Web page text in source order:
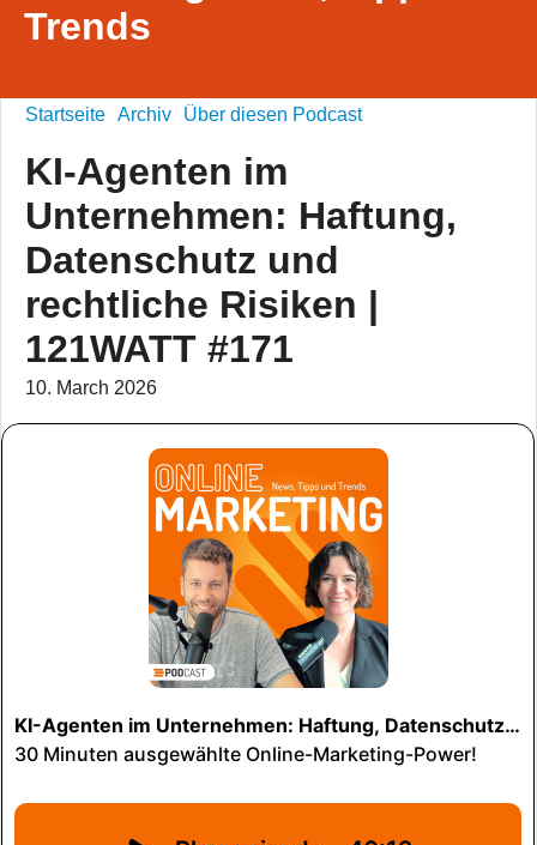
Trends
Startseite Archiv Über diesen Podcast
KI-Agenten im
Unternehmen: Haftung,
Datenschutz und
rechtliche Risiken |
121WATT #171
10. March 2026